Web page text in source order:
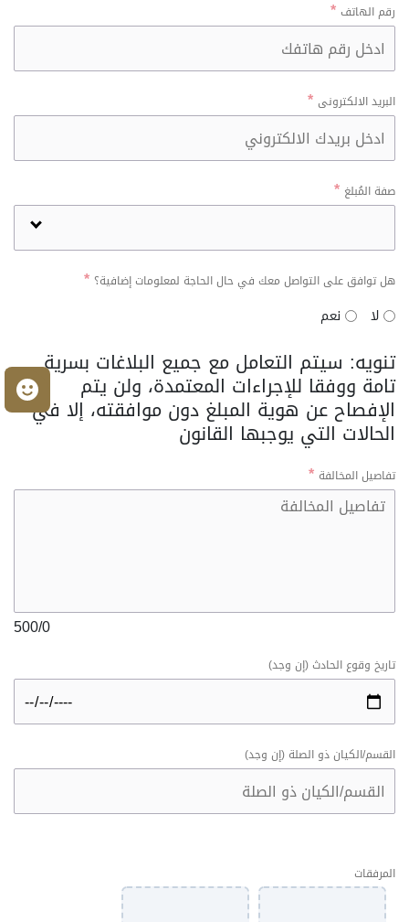
رقم الهاتف
البريد الالكترونى
صفة المُبلغ
هل توافق على التواصل معك في حال الحاجة لمعلومات إضافية؟
لا نعم
تنويه: سيتم التعامل مع جميع البلاغات بسرية
تامة ووفقا للإجراءات المعتمدة، ولن يتم
الإفصاح عن هوية المبلغ دون موافقته، إلا في
الحالات التي يوجبها القانون
تفاصيل المخالفة
0
/
500
تاريخ وقوع الحادث (إن وجد)
القسم/الكيان ذو الصلة (إن وجد)
المرفقات